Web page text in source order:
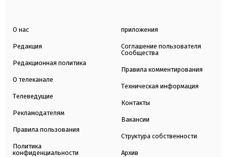
О нас
Редакция
Редакционная политика
О телеканале
Телеведущие
Рекламодателям
Правила пользования
Политика
конфиденциальности
приложения
Соглашение пользователя
Сообщества
Правила комментирования
Техническая информация
Контакты
Вакансии
Структура собственности
Архив